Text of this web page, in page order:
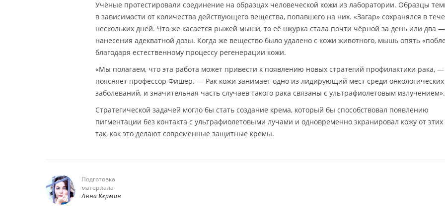
Учёные протестировали соединение на образцах человеческой кожи из лаборатории. Образцы
в зависимости от количества действующего вещества, попавшего на них. «Загар» сохранялся в
нескольких дней. Что же касается рыжей мыши, то её шкурка стала почти чёрной за день или два
нанесения адекватной дозы. Когда же вещество было удалено с кожи животного, мышь опять
благодаря естественному процессу регенерации кожи.
«Мы полагаем, что эта работа может привести к появлению новых стратегий профилактики рака, —
поясняет профессор Фишер. — Рак кожи занимает одно из лидирующий мест среди онкологических
заболеваний, и значительная часть случаев такого рака связаны с ультрафиолетовым излучением».
Стратегической задачей могло бы стать создание крема, который бы способствовал появлению
пигментации без контакта с ультрафиолетовыми лучами и одновременно экранировал кожу от этих
так, как это делают современные защитные кремы.
Подготовка
материала
Анна Керман